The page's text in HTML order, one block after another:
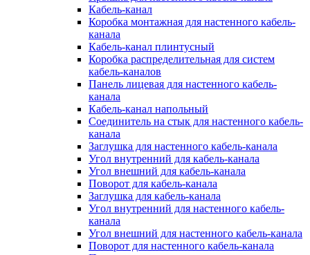
Кабель-канал
Коробка монтажная для настенного кабель-
канала
Кабель-канал плинтусный
Коробка распределительная для систем
кабель-каналов
Панель лицевая для настенного кабель-
канала
Кабель-канал напольный
Соединитель на стык для настенного кабель-
канала
Заглушка для настенного кабель-канала
Угол внутренний для кабель-канала
Угол внешний для кабель-канала
Поворот для кабель-канала
Заглушка для кабель-канала
Угол внутренний для настенного кабель-
канала
Угол внешний для настенного кабель-канала
Поворот для настенного кабель-канала